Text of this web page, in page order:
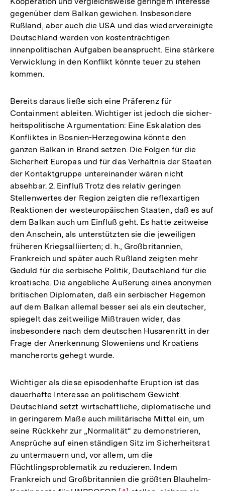
gegenüber dem Balkan gewichen. Insbesondere
Rußland, aber auch die USA und das wiedervereinigte
Deutschland werden von kostenträchtigen
innenpolitischen Aufgaben beansprucht. Eine stärkere
Verwicklung in den Konflikt könnte teuer zu stehen
kommen.
Bereits daraus ließe sich eine Präferenz für
Containment ableiten. Wichtiger ist jedoch die sicher-
heitspolitische Argumentation: Eine Eskalation des
Konfliktes in Bosnien-Herzegowina könnte den
ganzen Balkan in Brand setzen. Die Folgen für die
Sicherheit Europas und für das Verhältnis der Staaten
der Kontaktgruppe untereinander wären nicht
absehbar. 2. Einfluß Trotz des relativ geringen
Stellenwertes der Region zeigten die reflexartigen
Reaktionen der westeuropäischen Staaten, daß es auf
dem Balkan auch um Einfluß geht. Es hatte zeitweise
den Anschein, als unterstützten sie die jeweiligen
früheren Kriegsalliierten; d. h., Großbritannien,
Frankreich und später auch Rußland zeigten mehr
Geduld für die serbische Politik, Deutschland für die
kroatische. Die angebliche Äußerung eines anonymen
britischen Diplomaten, daß ein serbischer Hegemon
auf dem Balkan allemal besser sei als ein deutscher,
spiegelt das zeitweilige Mißtrauen wider, das
insbesondere nach dem deutschen Husarenritt in der
Frage der Anerkennung Sloweniens und Kroatiens
mancherorts gehegt wurde.
Wichtiger als diese episodenhafte Eruption ist das
dauerhafte Interesse an politischem Gewicht.
Deutschland setzt wirtschaftliche, diplomatische und
in geringerem Maße auch militärische Mittel ein, um
seine Rückkehr zur „Normalität“ zu demonstrieren,
Ansprüche auf einen ständigen Sitz im Sicherheitsrat
zu untermauern und, vor allem, um die
Flüchtlingsproblematik zu reduzieren. Indem
Frankreich und Großbritannien die größten Blauhelm-